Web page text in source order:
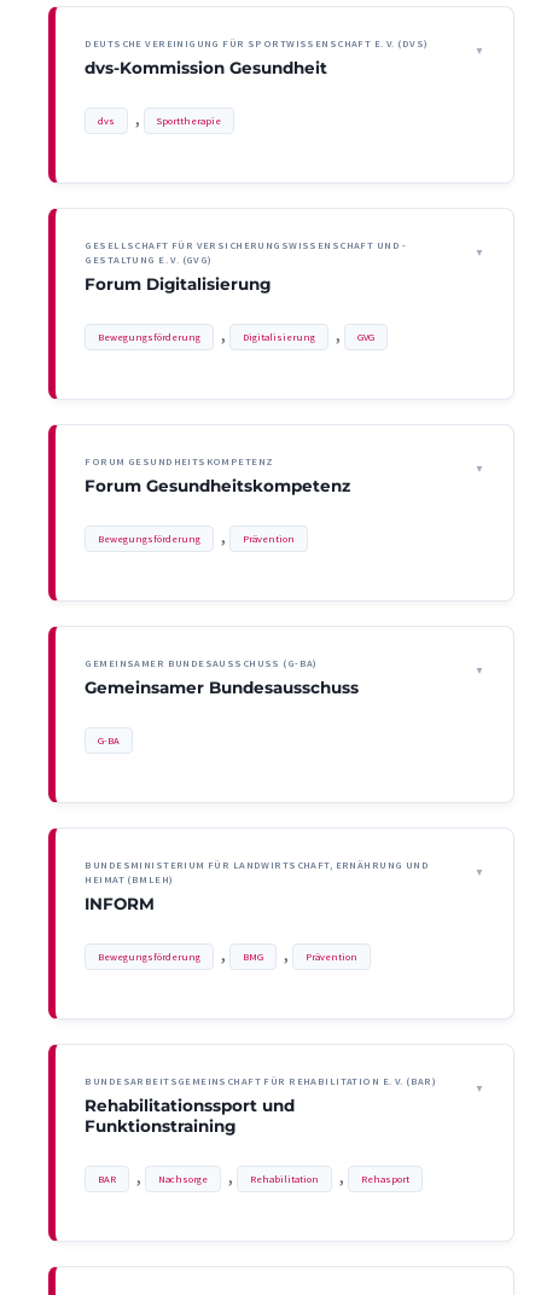
DEUTSCHE VEREINIGUNG FÜR SPORTWISSENSCHAFT E. V. (DVS)
dvs-Kommission Gesundheit
dvs , Sporttherapie
GESELLSCHAFT FÜR VERSICHERUNGSWISSENSCHAFT UND -
GESTALTUNG E. V. (GVG)
Forum Digitalisierung
Bewegungsförderung , Digitalisierung , GVG
FORUM GESUNDHEITSKOMPETENZ
Forum Gesundheitskompetenz
Bewegungsförderung , Prävention
GEMEINSAMER BUNDESAUSSCHUSS (G-BA)
Gemeinsamer Bundesausschuss
G-BA
BUNDESMINISTERIUM FÜR LANDWIRTSCHAFT, ERNÄHRUNG UND
HEIMAT (BMLEH)
INFORM
Bewegungsförderung , BMG , Prävention
BUNDESARBEITSGEMEINSCHAFT FÜR REHABILITATION E. V. (BAR)
Rehabilitationssport und
Funktionstraining
BAR , Nachsorge , Rehabilitation , Rehasport